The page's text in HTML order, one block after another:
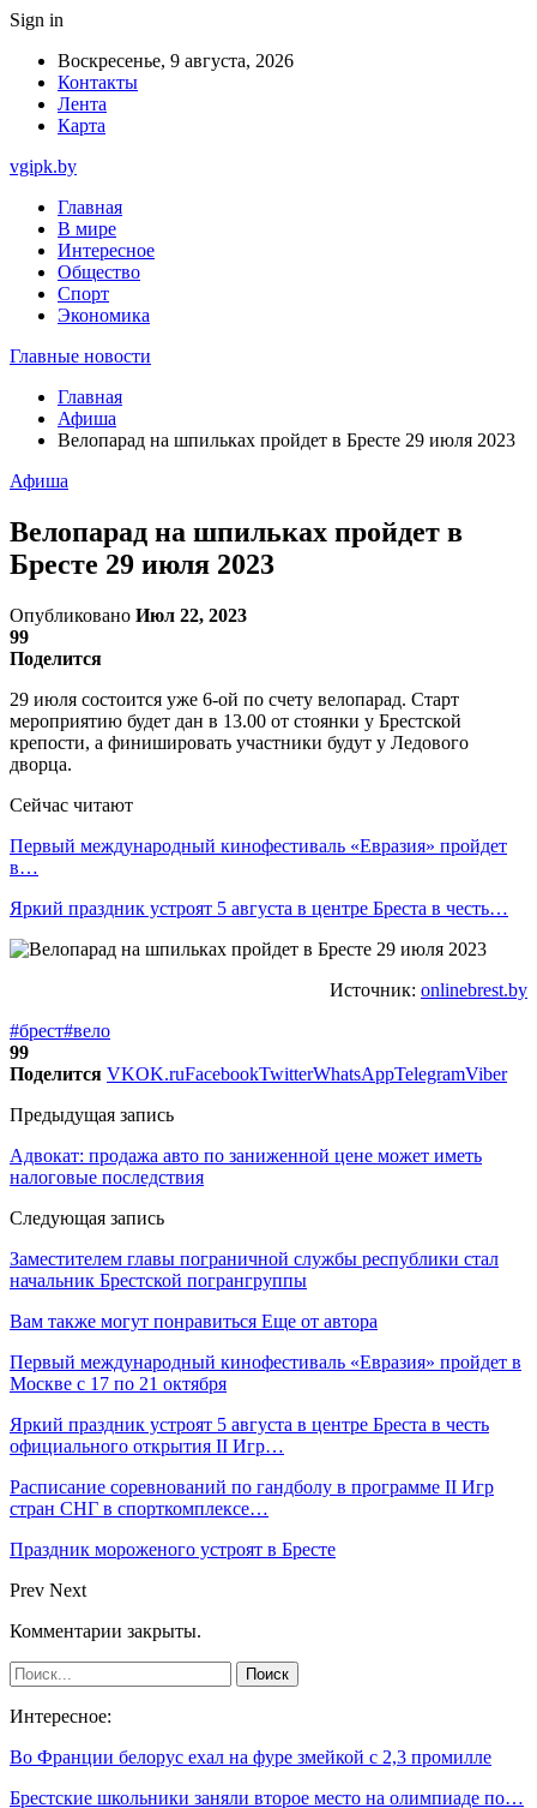
Sign in
Воскресенье, 9 августа, 2026
Контакты
Лента
Карта
vgipk.by
Главная
В мире
Интересное
Общество
Спорт
Экономика
Главные новости
Главная
Афиша
Велопарад на шпильках пройдет в Бресте 29 июля 2023
Афиша
Велопарад на шпильках пройдет в
Бресте 29 июля 2023
Опубликовано Июл 22, 2023
99
Поделится
29 июля состоится уже 6-ой по счету велопарад. Старт
мероприятию будет дан в 13.00 от стоянки у Брестской
крепости, а финишировать участники будут у Ледового
дворца.
Сейчас читают
Первый международный кинофестиваль «Евразия» пройдет
в…
Яркий праздник устроят 5 августа в центре Бреста в честь…
Источник: onlinebrest.by
#брест#вело
99
Поделится VKOK.ruFacebookTwitterWhatsAppTelegramViber
Предыдущая запись
Адвокат: продажа авто по заниженной цене может иметь
налоговые последствия
Следующая запись
Заместителем главы пограничной службы республики стал
начальник Брестской погрангруппы
Вам также могут понравиться Еще от автора
Первый международный кинофестиваль «Евразия» пройдет в
Москве с 17 по 21 октября
Яркий праздник устроят 5 августа в центре Бреста в честь
официального открытия II Игр…
Расписание соревнований по гандболу в программе II Игр
стран СНГ в спорткомплексе…
Праздник мороженого устроят в Бресте
Prev Next
Комментарии закрыты.
Интересное:
Во Франции белорус ехал на фуре змейкой с 2,3 промилле
Брестские школьники заняли второе место на олимпиаде по…